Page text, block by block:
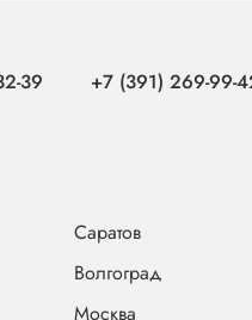
39 +7 (391) 269-99-
Саратов
Волгоград
Москва